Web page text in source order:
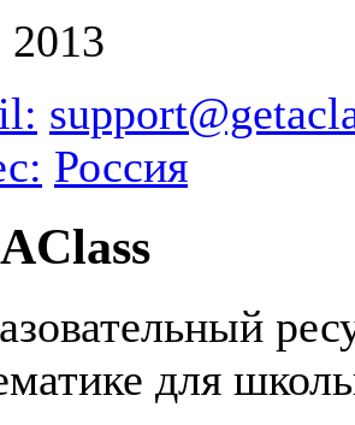
2013
Россия
для